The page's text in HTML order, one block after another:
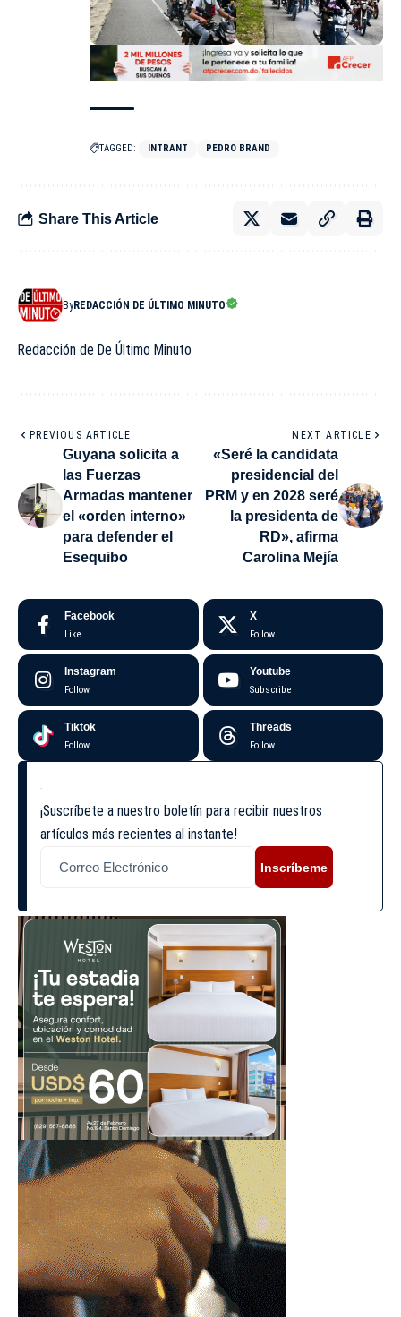
TAGGED: INTRANT PEDRO BRAND
Share This Article
ByREDACCIÓN DE ÚLTIMO MINUTO
Redacción de De Último Minuto
PREVIOUS ARTICLE
Guyana solicita a
las Fuerzas
Armadas mantener
el «orden interno»
para defender el
Esequibo
NEXT ARTICLE
«Seré la candidata
presidencial del
PRM y en 2028 seré
la presidenta de
RD», afirma
Carolina Mejía
Facebook
Like
X
Follow
Instagram
Follow
Youtube
Subscribe
Tiktok
Follow
Threads
Follow
¡Suscríbete a nuestro boletín para recibir nuestros
artículos más recientes al instante!
Inscríbeme